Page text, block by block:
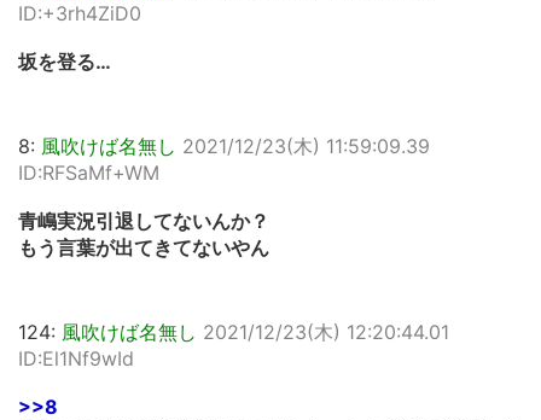
ID:+3rh4ZiD0
坂を登る…
8: 風吹けば名無し 2021/12/23(木) 11:59:09.39
ID:RFSaMf+WM
青嶋実況引退してないんか？
もう言葉が出てきてないやん
124: 風吹けば名無し 2021/12/23(木) 12:20:44.01
ID:El1Nf9wId
>>8